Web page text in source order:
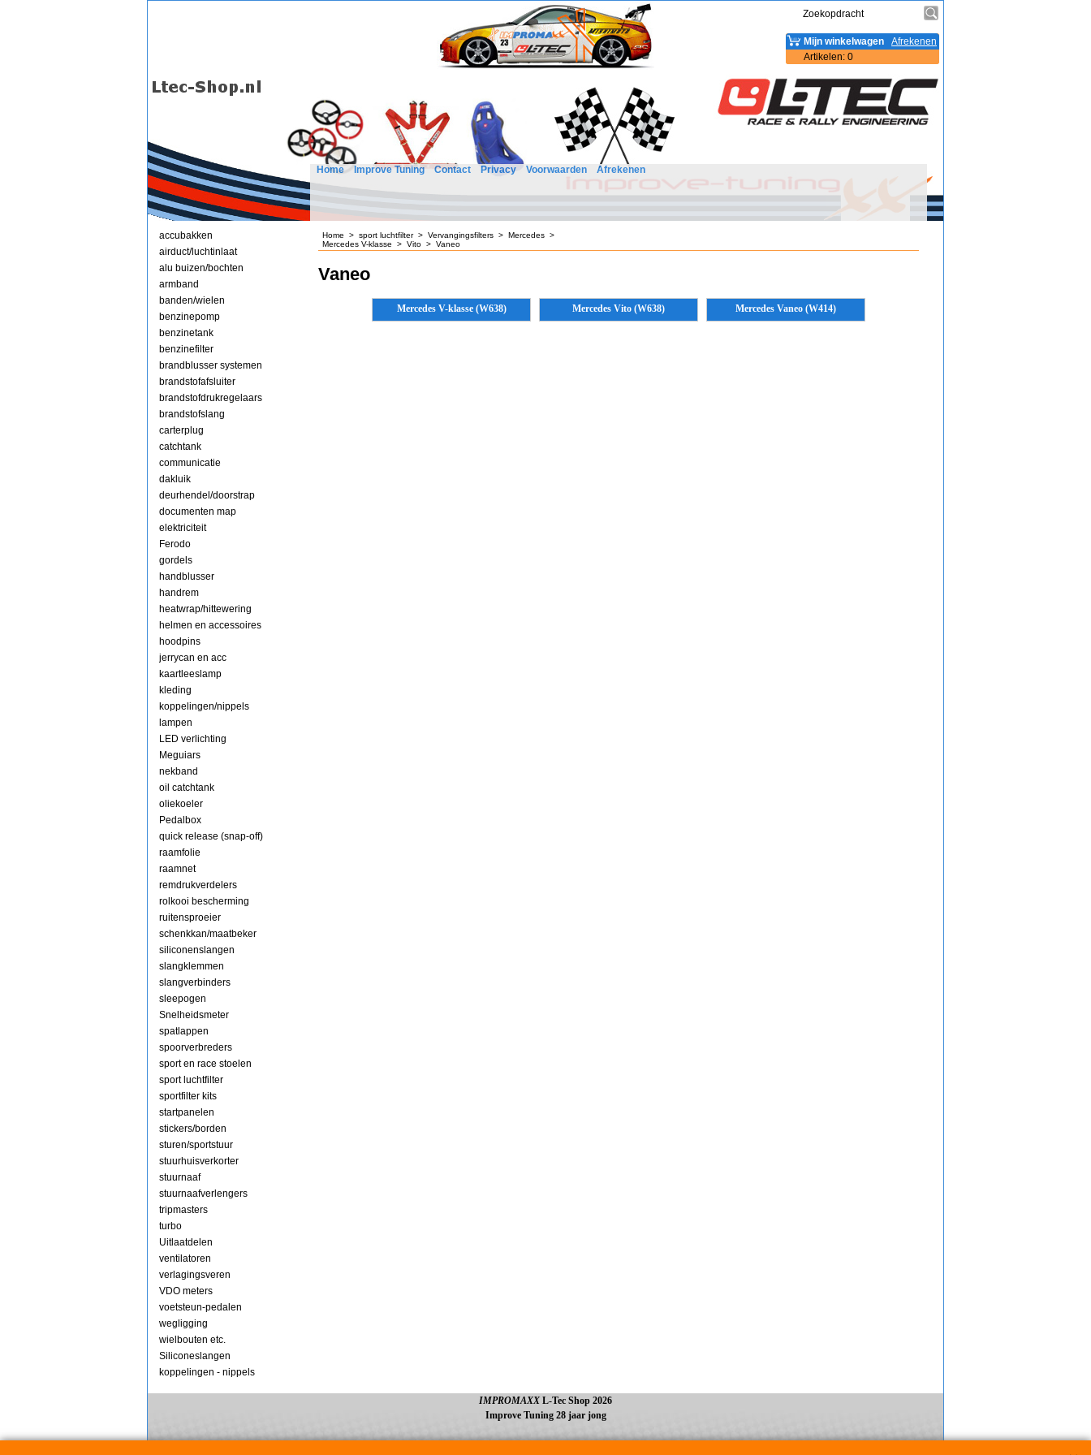
Afrekenen
Mijn winkelwagen
Artikelen: 0
Home Improve Tuning Contact Privacy Voorwaarden Afrekenen
accubakken
airduct/luchtinlaat
alu buizen/bochten
armband
banden/wielen
benzinepomp
benzinetank
benzinefilter
brandblusser systemen
brandstofafsluiter
brandstofdrukregelaars
brandstofslang
carterplug
catchtank
communicatie
dakluik
deurhendel/doorstrap
documenten map
elektriciteit
Ferodo
gordels
handblusser
handrem
heatwrap/hittewering
helmen en accessoires
hoodpins
jerrycan en acc
kaartleeslamp
kleding
koppelingen/nippels
lampen
LED verlichting
Meguiars
nekband
oil catchtank
oliekoeler
Pedalbox
quick release (snap-off)
raamfolie
raamnet
remdrukverdelers
rolkooi bescherming
ruitensproeier
schenkkan/maatbeker
siliconenslangen
slangklemmen
slangverbinders
sleepogen
Snelheidsmeter
spatlappen
spoorverbreders
sport en race stoelen
sport luchtfilter
sportfilter kits
startpanelen
stickers/borden
sturen/sportstuur
stuurhuisverkorter
stuurnaaf
stuurnaafverlengers
tripmasters
turbo
Uitlaatdelen
ventilatoren
verlagingsveren
VDO meters
voetsteun-pedalen
wegligging
wielbouten etc.
Siliconeslangen
koppelingen - nippels
Home > sport luchtfilter> Vervangingsfilters > Mercedes >
Mercedes V-klasse > Vito > Vaneo
Vaneo
Mercedes V-klasse (W638) Mercedes Vito (W638) Mercedes Vaneo (W414)
IMPROMAXX L-Tec Shop 2026
Improve Tuning 28 jaar jong